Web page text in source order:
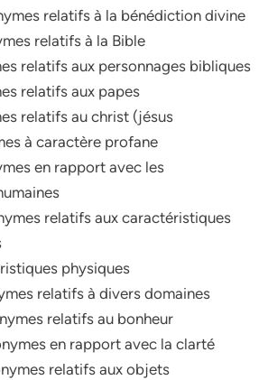
relatifs à la bénédiction divine
relatifs à la Bible
relatifs aux personnages bibliques
relatifs aux papes
relatifs au christ (jésus
à caractère profane
en rapport avec les
relatifs aux caractéristiques
physiques
relatifs à divers domaines
relatifs au bonheur
en rapport avec la clarté
relatifs aux objets